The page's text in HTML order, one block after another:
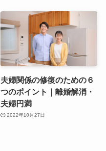
夫婦関係の修復のための６
つのポイント｜離婚解消・
夫婦円満
2022年10月27日